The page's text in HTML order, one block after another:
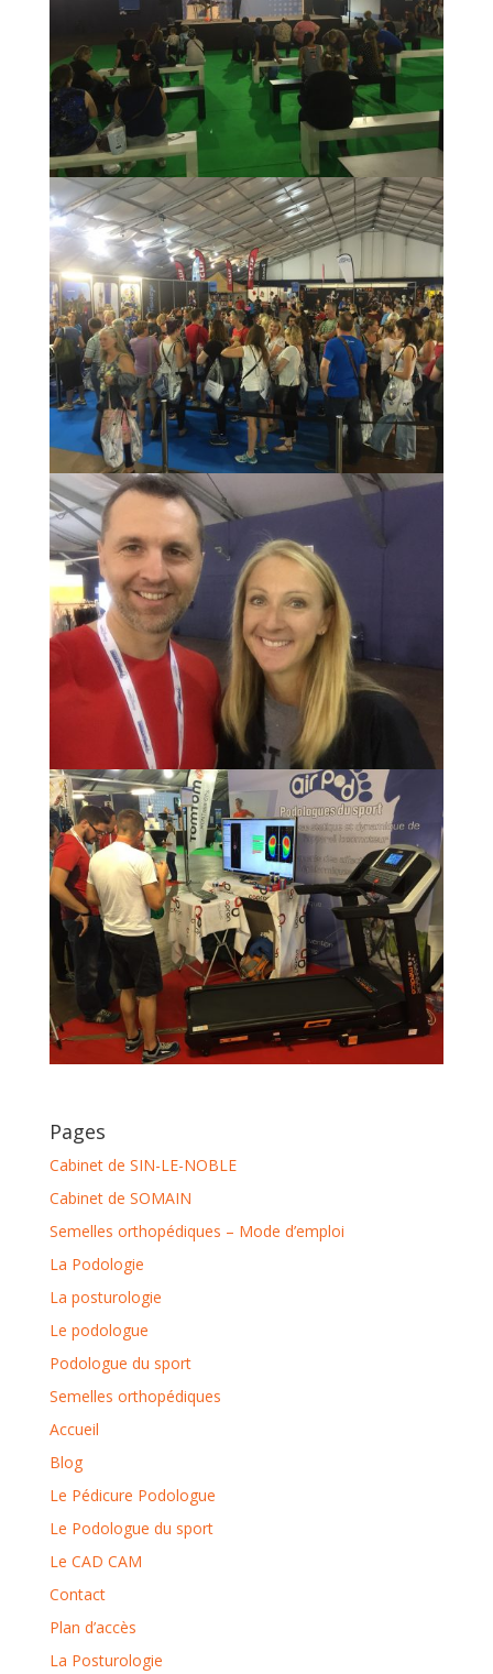
Pages
Cabinet de SIN-LE-NOBLE
Cabinet de SOMAIN
Semelles orthopédiques – Mode d’emploi
La Podologie
La posturologie
Le podologue
Podologue du sport
Semelles orthopédiques
Accueil
Blog
Le Pédicure Podologue
Le Podologue du sport
Le CAD CAM
Contact
Plan d’accès
La Posturologie